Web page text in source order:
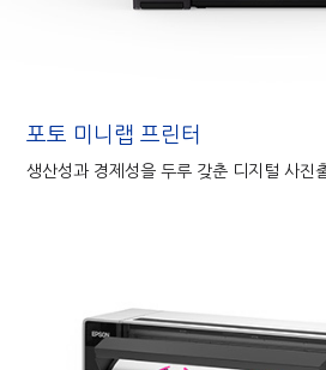
포토 미니랩 프린터
생산성과 경제성을 두루 갖춘 디지털 사진